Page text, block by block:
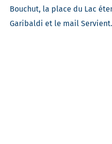
Bouchut, la place du Lac
Garibaldi et le mail Servient.